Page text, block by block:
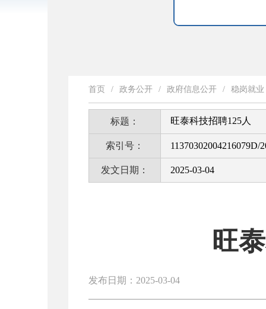
首页 / 政务公开 / 政府信息公开 / 稳岗就业
标题： 旺泰科技招聘125人
索引号： 11370302004216079D/
发文日期： 2025-03-04
旺
发布日期：2025-03-04